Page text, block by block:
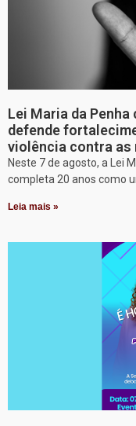
Lei Maria da
defende
violência contra as
Neste 7 de agosto, a Lei
completa 20 anos como
Leia mais »